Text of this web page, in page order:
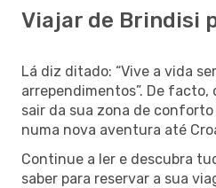
Viajar de Brindisi
Lá diz ditado: “Vive a vida
arrependimentos”. De facto,
sair da sua zona de
numa nova aventura até
Continue a ler e descubra
saber para reservar a sua